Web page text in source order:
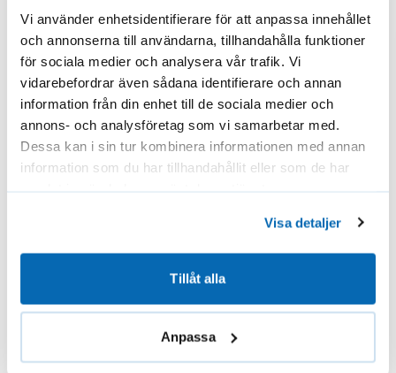
Vi använder enhetsidentifierare för att anpassa innehållet
och annonserna till användarna, tillhandahålla funktioner
för sociala medier och analysera vår trafik. Vi
vidarebefordrar även sådana identifierare och annan
information från din enhet till de sociala medier och
annons- och analysföretag som vi samarbetar med.
Dessa kan i sin tur kombinera informationen med annan
information som du har tillhandahållit eller som de har
Visa detaljer
Tillåt alla
Anpassa
hålls den på plats av två styrlinor.
Förpackningen innehåller alla nödvändiga
delar samt tydliga instruktioner. Läs
monteringsanvisningarna före installation.
Inhemsk kvalitetsprodukt – 5 års garanti
SOLAR Persienn för dörr tillverkas i Finland
och bär Nyckelflaggan. Du får 5 års garanti
och snabb leverans.
glasyta
Mått:
Tillverkas alltid enligt mått
Bredd: 260–2300 mm
Höjd: 60–2400 mm
Lamellbredd: 25 mm
Lamellerna är vattentvättbara
Rengör regelbundet för att förebygga
ingrodd smuts
Reservdelar finns tillgängliga
Övrigt:
Tillverkad i Finland, bär Nyckelflaggan
5 års garanti